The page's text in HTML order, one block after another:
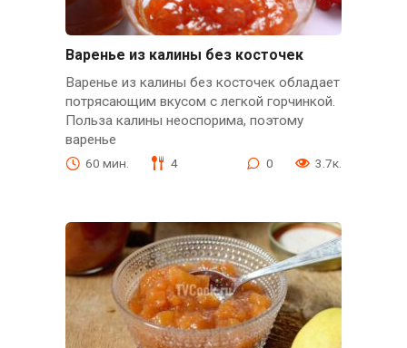
Варенье из калины без косточек
Варенье из калины без косточек обладает
потрясающим вкусом с легкой горчинкой.
Польза калины неоспорима, поэтому
варенье
60 мин. 4 0 3.7к.